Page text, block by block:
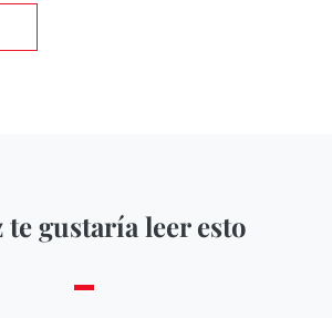
te gustaría leer esto